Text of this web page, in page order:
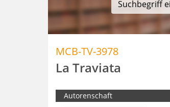
MCB-TV-3978
La Traviata
Autorenschaft